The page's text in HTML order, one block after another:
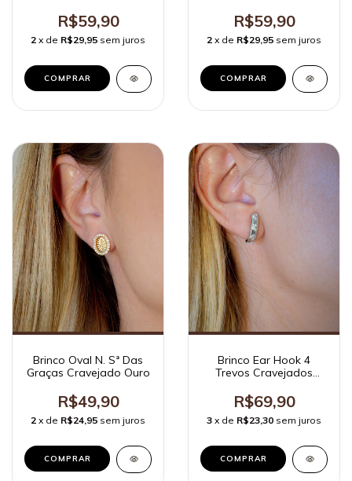
R$59,90
2 x de R$29,95 sem juros
R$59,90
2 x de R$29,95 sem juros
Brinco Oval N. Sª Das
Graças Cravejado Ouro
R$49,90
2 x de R$24,95 sem juros
Brinco Ear Hook 4
Trevos Cravejados
R$69,90
3 x de R$23,30 sem juros